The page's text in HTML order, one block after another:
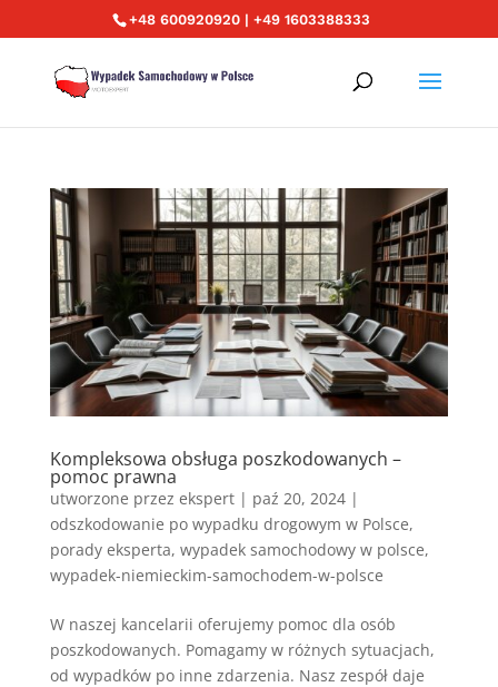
+48 600920920 | +49 1603388333
Kompleksowa obsługa poszkodowanych –
pomoc prawna
utworzone przez ekspert| paź 20, 2024|
odszkodowanie po wypadku drogowym w Polsce,
porady eksperta, wypadek samochodowy w polsce,
wypadek-niemieckim-samochodem-w-polsce
W naszej kancelarii oferujemy pomoc dla osób
poszkodowanych. Pomagamy w różnych sytuacjach,
od wypadków po inne zdarzenia. Nasz zespół daje